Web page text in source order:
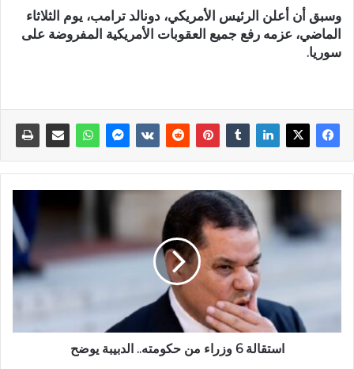
وسبق أن أعلن الرئيس الأمريكي، دونالد ترامب، يوم الثلاثاء
الماضي، عزمه رفع جميع العقوبات الأمريكية المفروضة على
سوريا.
استقالة 6 وزراء من حكومته.. الدبيبة يوضح